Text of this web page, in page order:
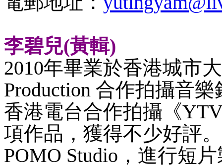
李碧兒(黃輯)
2010年畢業於香港城市
Production 合作拍攝音
香港電台合作拍攝《
項作品，獲得不少好評
POMO Studio，進行短